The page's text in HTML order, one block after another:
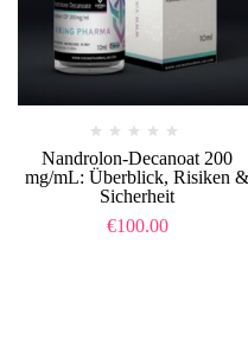
Nandrolon-Decanoat 200
mg/mL: Überblick, Risiken &
Sicherheit
€100.00